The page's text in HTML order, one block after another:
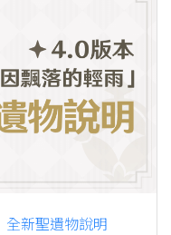
新聖遺物說明